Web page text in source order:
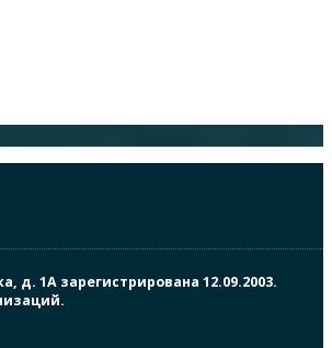
1А зарегистрирована 12.09.2003.